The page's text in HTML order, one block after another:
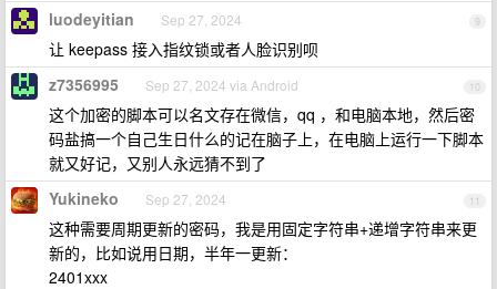
9
luodeyitian Sep 27, 2024
让 keepass 接入指纹锁或者人脸识别呗
10
z7356995 Sep 27, 2024 via Android
这个加密的脚本可以名文存在微信，qq ，和电脑本地，然后密
码盐搞一个自己生日什么的记在脑子上，在电脑上运行一下脚本
就又好记，又别人永远猜不到了
11
Yukineko Sep 27, 2024
这种需要周期更新的密码，我是用固定字符串+递增字符串来更
新的，比如说用日期，半年一更新：
2401xxx